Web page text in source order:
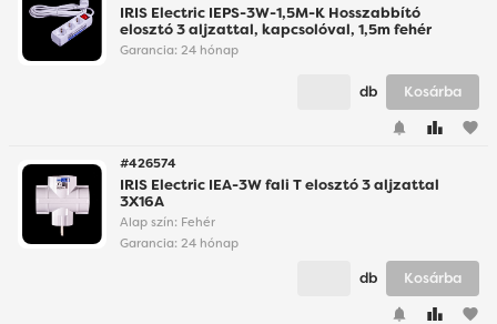
IRIS Electric IEPS-3W-1,5M-K Hosszabbító
elosztó 3 aljzattal, kapcsolóval, 1,5m fehér
Garancia: 24 hónap
favorite
db Kosárba
#426574
IRIS Electric IEA-3W fali T elosztó 3 aljzattal
3X16A
Alap szín: Fehér
Garancia: 24 hónap
favorite
db Kosárba